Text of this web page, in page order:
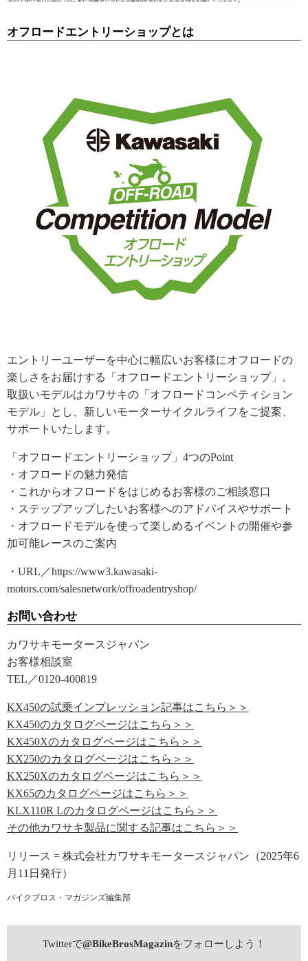
オフロードエントリーショップとは
エントリーユーザーを中心に幅広いお客様にオフロードの
楽しさをお届けする「オフロードエントリーショップ」。
取扱いモデルはカワサキの「オフロードコンペティション
モデル」とし、新しいモーターサイクルライフをご提案、
サポートいたします。
「オフロードエントリーショップ」4つのPoint
・オフロードの魅力発信
・これからオフロードをはじめるお客様のご相談窓口
・ステップアップしたいお客様へのアドバイスやサポート
・オフロードモデルを使って楽しめるイベントの開催や参
加可能レースのご案内
・URL／https://www3.kawasaki-
motors.com/salesnetwork/offroadentryshop/
お問い合わせ
カワサキモータースジャパン
お客様相談室
TEL／0120-400819
KX450の試乗インプレッション記事はこちら＞＞
KX450のカタログページはこちら＞＞
KX450Xのカタログページはこちら＞＞
KX250のカタログページはこちら＞＞
KX250Xのカタログページはこちら＞＞
KX65のカタログページはこちら＞＞
KLX110R Lのカタログページはこちら＞＞
その他カワサキ製品に関する記事はこちら＞＞
リリース = 株式会社カワサキモータースジャパン（2025年6
月11日発行）
バイクブロス・マガジンズ編集部
Twitterで@BikeBrosMagazinをフォローしよう！